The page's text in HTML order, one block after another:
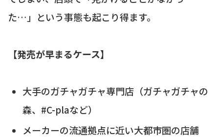
た…」という事態も起こり得ます。
【発売が早まるケース】
大手のガチャガチャ専門店（ガチャガチャの
森、#C-plaなど）
メーカーの流通拠点に近い大都市圏の店舗